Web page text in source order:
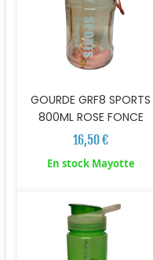
GOURDE GRF8 SPORTS
800ML ROSE FONCE
16,50 €
En stock Mayotte